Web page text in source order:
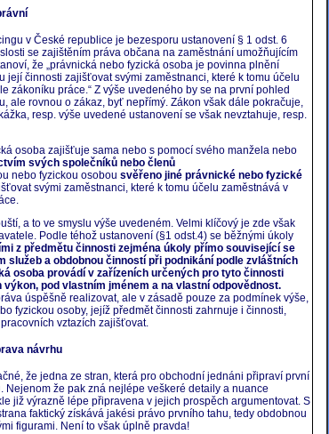
v České republice je bezesporu ustanovení § 1 odst. 6
se zajištěním práva občana na zaměstnání umožňujícím
že „právnická nebo fyzická osoba je povinna plnění
její činnosti zajišťovat svými zaměstnanci, které k tomu účelu
zákoníku práce.“ Z výše uvedeného by se na první pohled
ale rovnou o zákaz, byť nepřímý. Zákon však dále pokračuje,
resp. výše uvedené ustanovení se však nevztahuje, resp.
osoba zajišťuje sama nebo s pomocí svého manžela nebo
svých společníků nebo členů
nebo fyzickou osobou svěřeno jiné právnické nebo fyzické
svými zaměstnanci, které k tomu účelu zaměstnává v
a to ve smyslu výše uvedeném. Velmi klíčový je zde však
Podle téhož ustanovení (§1 odst.4) se běžnými úkoly
z předmětu činnosti zejména úkoly přímo související se
služeb a obdobnou činností při podnikání podle zvláštních
osoba provádí v zařízeních určených pro tyto činnosti
pod vlastním jménem a na vlastní odpovědnost.
úspěšně realizovat, ale v zásadě pouze za podmínek výše,
fyzickou osoby, jejíž předmět činnosti zahrnuje i činnosti,
vztazích zajišťovat.
návrhu
že jedna ze stran, která pro obchodní jednáni připraví první
Nejenom že pak zná nejlépe veškeré detaily a nuance
již výrazně lépe připravena v jejich prospěch argumentovat. S
faktický získává jakési právo prvního tahu, tedy obdobnou
figurami. Není to však úplně pravda!